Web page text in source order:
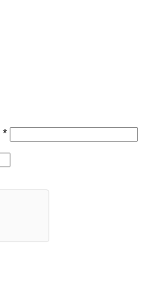
*Gerekli